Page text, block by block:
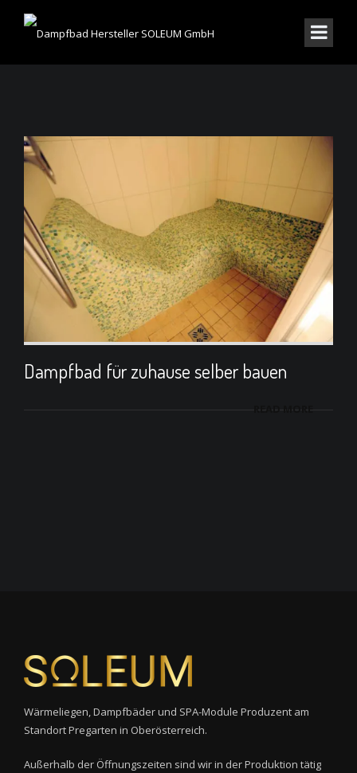
Dampfbad für zuhause selber bauen
READ MORE
Wärmeliegen, Dampfbäder und SPA-Module Produzent am
Standort Pregarten in Oberösterreich.
Außerhalb der Öffnungszeiten sind wir in der Produktion tätig